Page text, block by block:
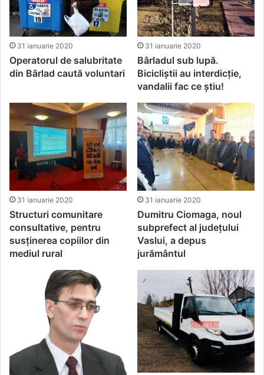
31 ianuarie 2020
Operatorul de salubritate
din Bârlad caută voluntari
31 ianuarie 2020
Bârladul sub lupă.
Bicicliștii au interdicție,
vandalii fac ce știu!
31 ianuarie 2020
Structuri comunitare
consultative, pentru
susținerea copiilor din
mediul rural
31 ianuarie 2020
Dumitru Ciomaga, noul
subprefect al județului
Vaslui, a depus
jurământul